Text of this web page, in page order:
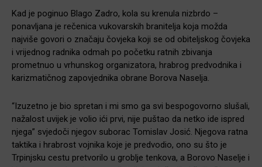
Kad je poginuo Blago Zadro, kola su krenula nizbrdo –
ponavljana je rečenica vukovarskih branitelja koja možda
najviše govori o značaju čovjeka koji se od obiteljskog čovjeka
i vrijednog radnika odmah po početku ratnih zbivanja
prometnuo u vrhunskog organizatora, hrabrog predvodnika i
karizmatičnog zapovjednika obrane Borova Naselja.
“Izuzetno je bio spretan i mi smo ga svi bespogovorno slušali,
nažalost uvijek je volio ići prvi, nije puštao da netko ide ispred
njega” svjedoči njegov suborac Tomislav Josić. Njegova ratna
taktika i hrabrost vojnika koje je predvodio, ono su što je
Trpinjsku cestu pretvorilo u groblje tenkova, a Borovo Naselje i